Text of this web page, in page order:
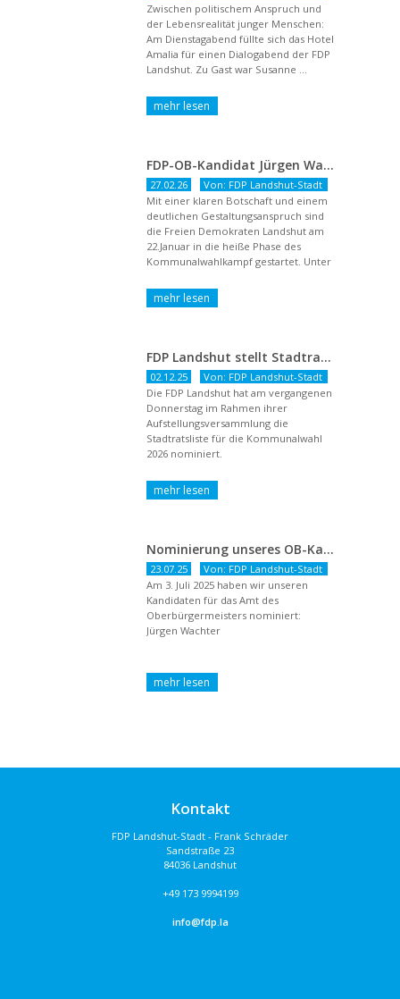
Zwischen politischem Anspruch und
der Lebensrealität junger Menschen:
Am Dienstagabend füllte sich das Hotel
Amalia für einen Dialogabend der FDP
Landshut. Zu Gast war Susanne ...
FDP-OB-Kandidat Jürgen Wachter: „Politik auf Pump ist unsozial“
27.02.26
Von: FDP Landshut-Stadt
Mit einer klaren Botschaft und einem
deutlichen Gestaltungsanspruch sind
die Freien Demokraten Landshut am
22.Januar in die heiße Phase des
Kommunalwahlkampf gestartet. Unter
FDP Landshut stellt Stadtratsliste für 2026 auf – OB-Kandidat Jürgen Wachter betont Gestaltungsanspruch und liberale Zukunftsvision
02.12.25
Von: FDP Landshut-Stadt
Die FDP Landshut hat am vergangenen
Donnerstag im Rahmen ihrer
Aufstellungsversammlung die
Stadtratsliste für die Kommunalwahl
2026 nominiert.
Nominierung unseres OB-Kandidaten
23.07.25
Von: FDP Landshut-Stadt
Am 3. Juli 2025 haben wir unseren
Kandidaten für das Amt des
Oberbürgermeisters nominiert:
Jürgen Wachter
Kontakt
FDP Landshut-Stadt - Frank Schräder
Sandstraße 23
84036 Landshut
+49 173 9994199
info@fdp.la